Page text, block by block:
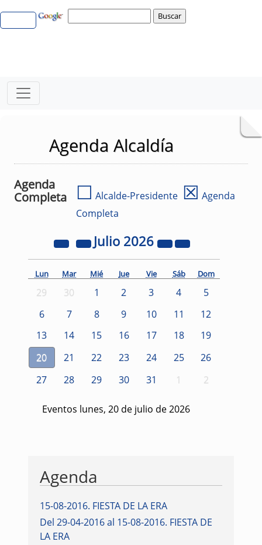
Agenda Alcaldía
Agenda
Completa
☐ Alcalde-Presidente ☒ Agenda
Completa
Julio 2026
Lun Mar Mié Jue Vie Sáb Dom
29 30 1 2 3 4
5
6
7 8 9 10 11
12
13
14 15 16 17 18
19
20
21 22 23 24 25
26
27
28 29 30 31 1 2
Eventos lunes, 20 de julio de 2026
Agenda
15-08-2016. FIESTA DE LA ERA
Del 29-04-2016 al 15-08-2016. FIESTA DE
LA ERA